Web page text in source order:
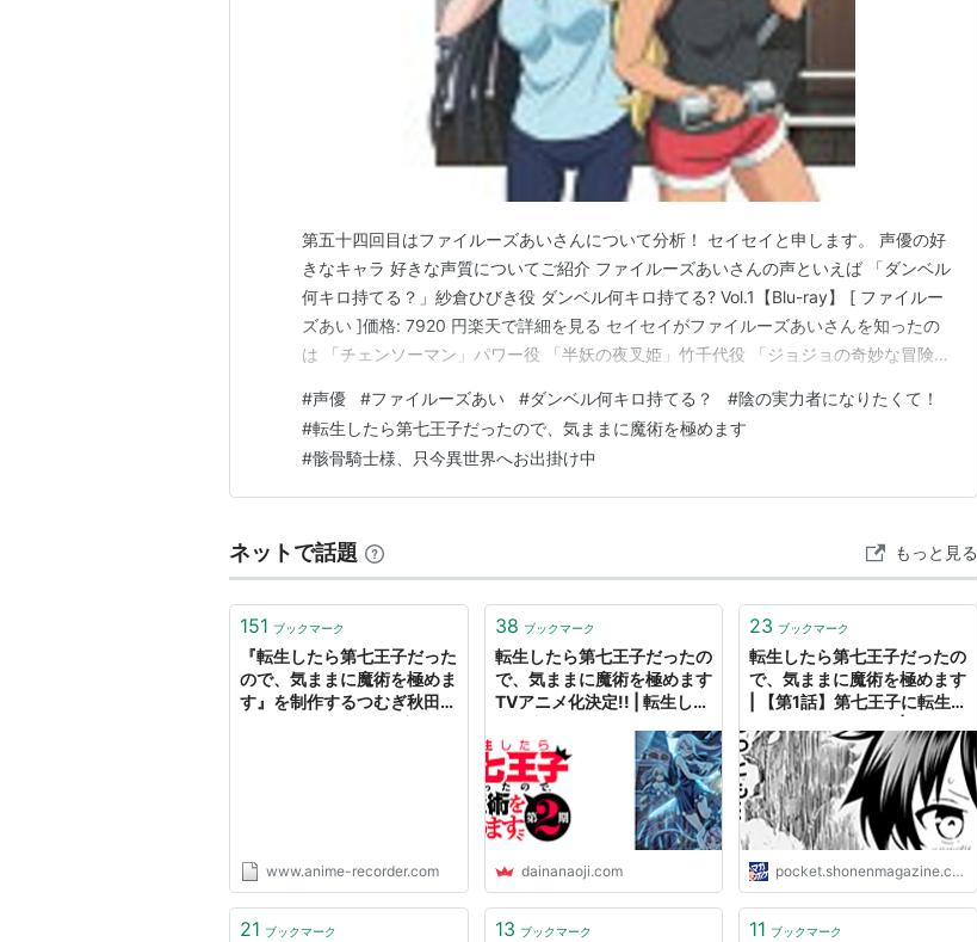
第五十四回目はファイルーズあいさんについて分析！ セイセイと申します。 声優の好
きなキャラ 好きな声質についてご紹介 ファイルーズあいさんの声といえば 「ダンベル
何キロ持てる？」紗倉ひびき役 ダンベル何キロ持てる? Vol.1【Blu-ray】 [ ファイルー
ズあい ]価格: 7920 円楽天で詳細を見る セイセイがファイルーズあいさんを知ったの
は 「チェンソーマン」パワー役 「半妖の夜叉姫」竹千代役 「ジョジョの奇妙な冒険
た声 そして笑い声が特徴的なキャラクターが多い気がする！！ 「怪獣8号」四ノ宮キ
コル役につい…
#声優 #ファイルーズあい #ダンベル何キロ持てる？ #陰の実力者になりたくて！
#転生したら第七王子だったので、気ままに魔術を極めます
#骸骨騎士様、只今異世界へお出掛け中
ネットで話題 もっと見る
151 ブックマーク
『転生したら第七王子だった
ので、気ままに魔術を極めま
す』を制作するつむぎ秋田ア
www.anime-recorder.com
38 ブックマーク
転生したら第七王子だったの
で、気ままに魔術を極めます
TVアニメ化決定!! | 転生した
まに魔術を極めます 公式サ
イト
dainanaoji.com
23 ブックマーク
転生したら第七王子だったの
で、気ままに魔術を極めます
| 【第1話】第七王子に転生
ガジン公式無料漫画アプリ
pocket.shonenmagazine.com
21 ブックマーク 13 ブックマーク 11 ブックマーク